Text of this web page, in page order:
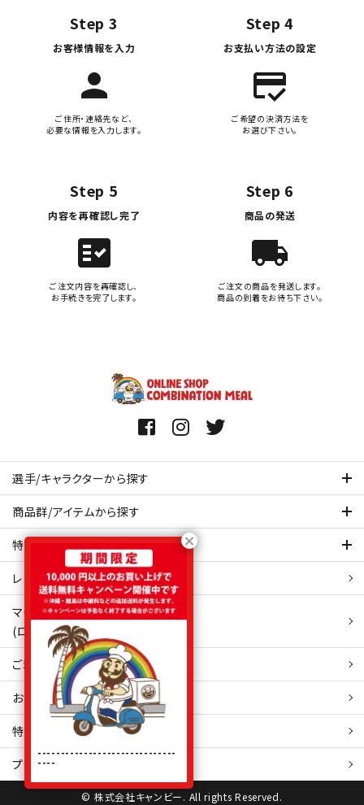
Step 3
お客様情報を入力
person
ご住所・連絡先など、
必要な情報を入力します。
Step 4
お支払い方法の設定
credit_score
ご希望の決済方法を
お選び下さい。
Step 5
内容を再確認し完了
fact_check
ご注文内容を再確認し、
お手続きを完了します。
Step 6
商品の発送
local_shipping
ご注文の商品を発送します。
商品の到着をお待ち下さい。
選手/キャラクターから探す
商品群/アイテムから探す
特集ページを見てみる
レビュー・口コミ 一覧ページ
マイアカウント
(ログイン/新規会員登録)
ご利用ガイド
お問い合わせ
特定商取引 法表示
プライバシーポリシー
© 株式会社キャンビー. All rights Reserved.
------------------------------
----